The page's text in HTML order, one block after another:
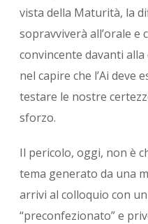
vista della Maturità, la
sopravviverà all’orale e
convincente davanti
nel capire che l’Ai deve
testare le nostre
sforzo.
Il pericolo, oggi, non è
tema generato da una
arrivi al colloquio con
“preconfezionato” e